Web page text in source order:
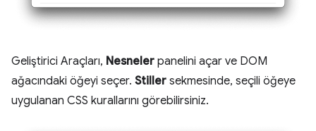
Geliştirici Araçları, Nesneler panelini açar ve DOM
ağacındaki öğeyi seçer. Stiller sekmesinde, seçili öğeye
uygulanan CSS kurallarını görebilirsiniz.